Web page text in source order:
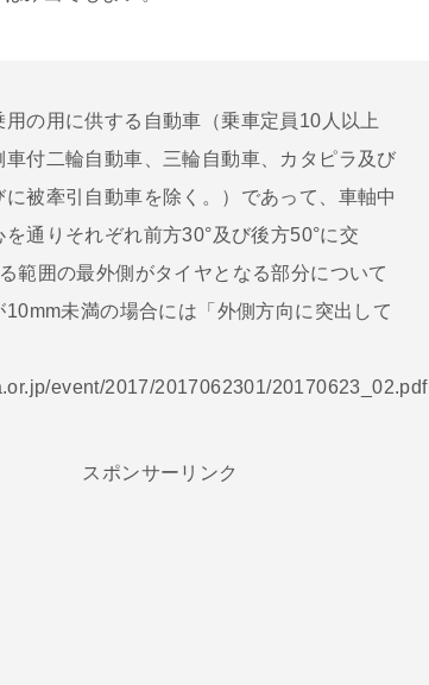
の用に供する自動車（乗車定員10人以上
付二輪自動車、三輪自動車、カタピラ及び
被牽引自動車を除く。）であって、車軸中
通りそれぞれ前方30°及び後方50°に交
範囲の最外側がタイヤとなる部分について
未満の場合には「外側方向に突出して
event/2017/2017062301/20170623_02.pdf
スポンサーリンク